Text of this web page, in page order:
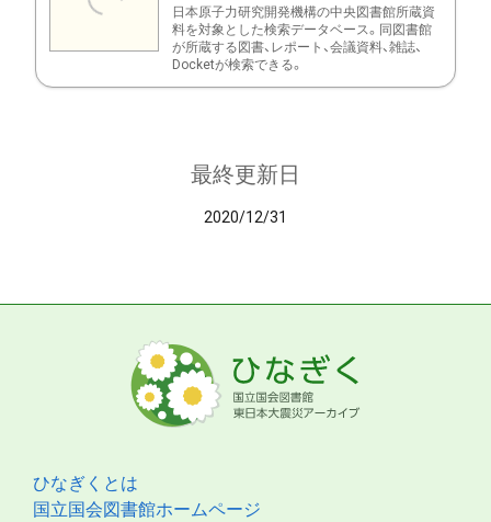
日本原子力研究開発機構の中央図書館所蔵資
料を対象とした検索データベース。同図書館
が所蔵する図書、レポート、会議資料、雑誌、
Docketが検索できる。
最終更新日
2020/12/31
ひなぎくとは
国立国会図書館ホームページ